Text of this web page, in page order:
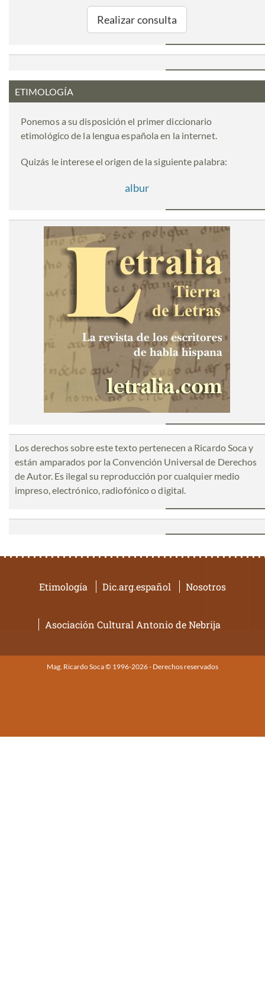
Realizar consulta
ETIMOLOGÍA
Ponemos a su disposición el primer diccionario
etimológico de la lengua española en la internet.
Quizás le interese el origen de la siguiente palabra:
albur
Los derechos sobre este texto pertenecen a Ricardo Soca y
están amparados por la Convención Universal de Derechos
de Autor. Es ilegal su reproducción por cualquier medio
impreso, electrónico, radiofónico o digital.
Etimología Dic.arg.español Nosotros
Asociación Cultural Antonio de Nebrija
Mag. Ricardo Soca © 1996-2026 - Derechos reservados